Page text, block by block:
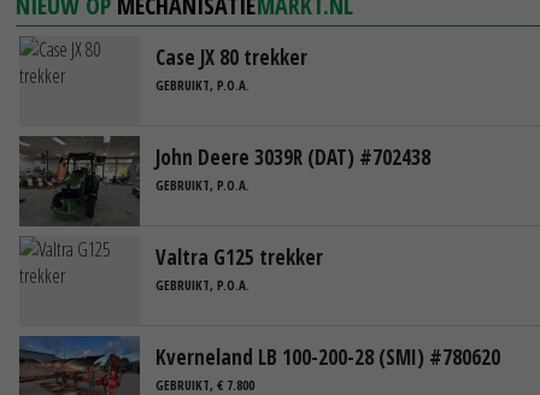
Case JX 80 trekker
GEBRUIKT, P.O.A.
John Deere 3039R (DAT) #702438
GEBRUIKT, P.O.A.
Valtra G125 trekker
GEBRUIKT, P.O.A.
Kverneland LB 100-200-28 (SMI) #780620
GEBRUIKT, € 7.800